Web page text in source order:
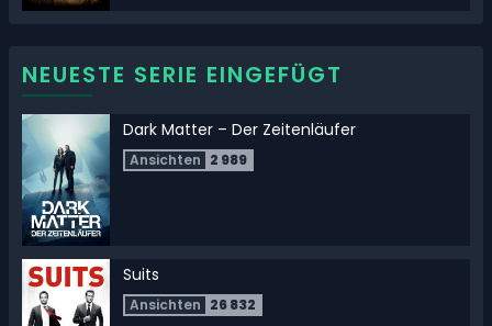
Ansichten 430
Momo
NEUESTE SERIE EINGEFÜGT
Dark Matter – Der Zeitenläufer
Ansichten 2 989
Suits
Ansichten 26 832